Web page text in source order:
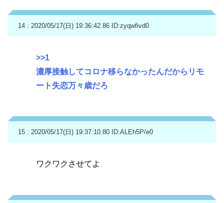
14 : 2020/05/17(日) 19:36:42.86 ID:zyqwfivd0
>>1
濃厚接触してコロナ移らなかったんだからリモ
ート失恋万々歳だろ
15 : 2020/05/17(日) 19:37:10.80 ID:ALEh5P/e0
ワクワクさせてよ